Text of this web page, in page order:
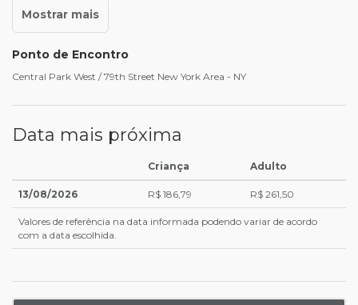
Ponto de Encontro
Central Park West / 79th Street New York Area - NY
Data mais próxima
Criança Adulto
13/08/2026 R$ 186,79 R$ 261,50
Valores de referência na data informada podendo variar de acordo
com a data escolhida.